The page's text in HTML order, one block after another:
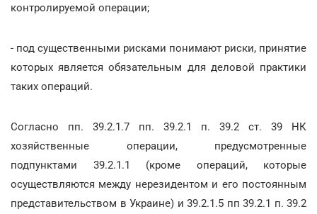
контролируемой операции;
- под существенными рисками понимают риски, принятие
которых является обязательным для деловой практики
таких операций.
Согласно пп. 39.2.1.7 пп. 39.2.1 п. 39.2 ст. 39 НК
хозяйственные операции, предусмотренные
подпунктами 39.2.1.1 (кроме операций, которые
осуществляются между нерезидентом и его постоянным
представительством в Украине) и 39.2.1.5 пп 39.2.1 п. 39.2